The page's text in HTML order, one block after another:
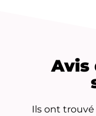
Avis
Ils ont trouvé